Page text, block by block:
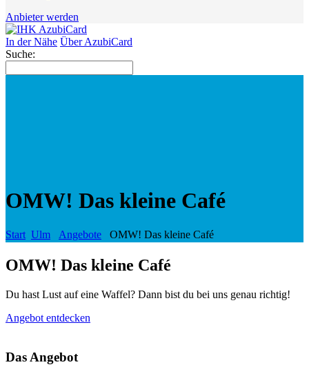
Anbieter werden
In der Nähe Über AzubiCard
Suche:
OMW! Das kleine Café
Start Ulm Angebote OMW! Das kleine Café
OMW! Das kleine Café
Du hast Lust auf eine Waffel? Dann bist du bei uns genau richtig!
Angebot entdecken
Das Angebot